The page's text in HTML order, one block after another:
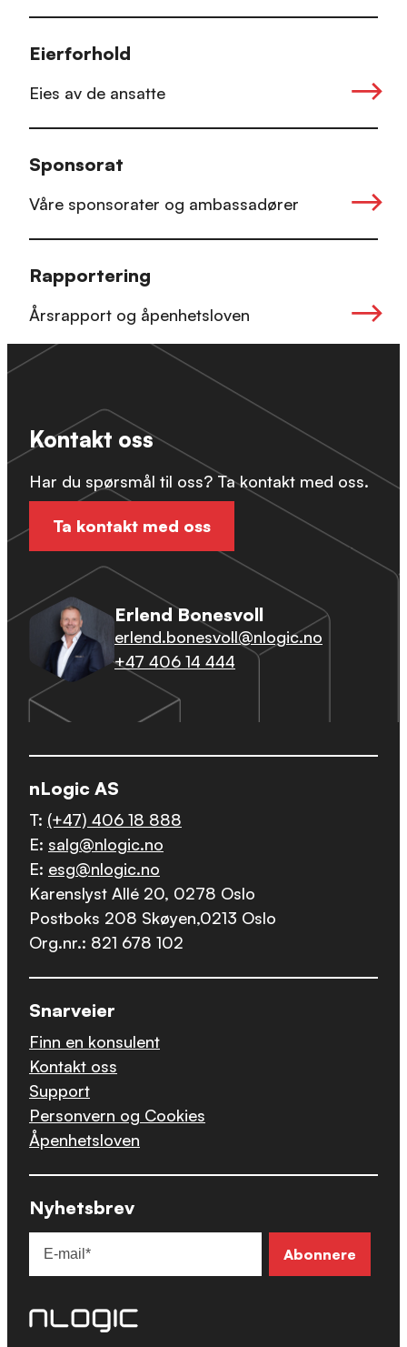
Eierforhold
Eies av de ansatte
Sponsorat
Våre sponsorater og ambassadører
Rapportering
Årsrapport og åpenhetsloven
Kontakt oss
Har du spørsmål til oss? Ta kontakt med oss.
Ta kontakt med oss
Erlend Bonesvoll
erlend.bonesvoll@nlogic.no
+47 406 14 444
nLogic AS
T: (+47) 406 18 888
E: salg@nlogic.no
E: esg@nlogic.no
Karenslyst Allé 20, 0278 Oslo
Postboks 208 Skøyen,0213 Oslo
Org.nr.: 821 678 102
Snarveier
Finn en konsulent
Kontakt oss
Support
Personvern og Cookies
Åpenhetsloven
Nyhetsbrev